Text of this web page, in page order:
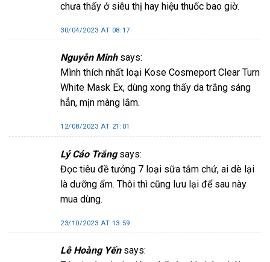
chưa thấy ở siêu thị hay hiệu thuốc bao giờ.
30/04/2023 AT 08:17
Nguyễn Minh says:
Mình thích nhất loại Kose Cosmeport Clear Turn
White Mask Ex, dùng xong thấy da trắng sáng
hẳn, mịn màng lắm.
12/08/2023 AT 21:01
Lý Cáo Trắng says:
Đọc tiêu đề tưởng 7 loại sữa tắm chứ, ai dè lại
là dưỡng ẩm. Thôi thì cũng lưu lại để sau này
mua dùng.
23/10/2023 AT 13:59
Lê Hoàng Yến says: